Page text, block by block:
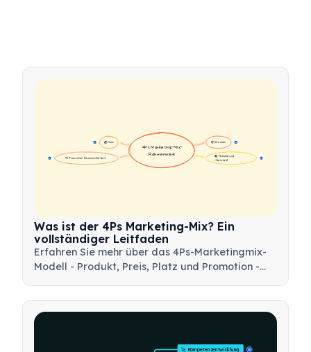
📦 Produkt 16
💰 Preis
16
🏪 Platzierung
(Vertrieb)
📢 Promotion (Kommunikation)
4Ps Marketing-Mix-
Rahmenwerk
Was ist der 4Ps Marketing-Mix? Ein
vollständiger Leitfaden
Erfahren Sie mehr über das 4Ps-Marketingmix-
Modell - Produkt, Preis, Platz und Promotion -
Marketingstrategien zu entwickeln.
🚀 Kompetenzentwicklung 15